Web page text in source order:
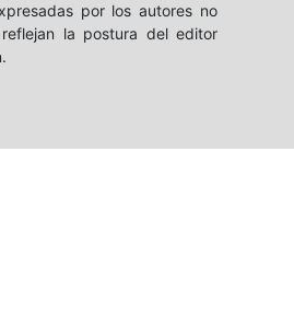
por los autores no
reflejan la postura del editor